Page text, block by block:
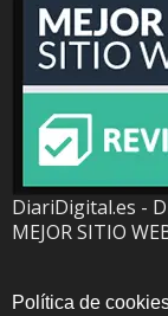
DiariDigital.es -
MEJOR SITIO
Política de